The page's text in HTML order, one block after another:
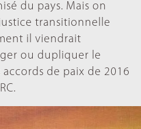
du pays. Mais on
transitionnelle
il viendrait
ou dupliquer le
de paix de 2016